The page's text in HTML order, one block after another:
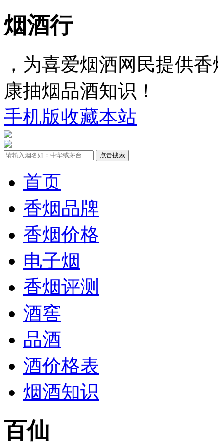
烟酒行
，为喜爱烟酒网民提供
康抽烟品酒知识！
手机版收藏本站
首页
香烟品牌
香烟价格
电子烟
香烟评测
酒窖
品酒
酒价格表
烟酒知识
百仙